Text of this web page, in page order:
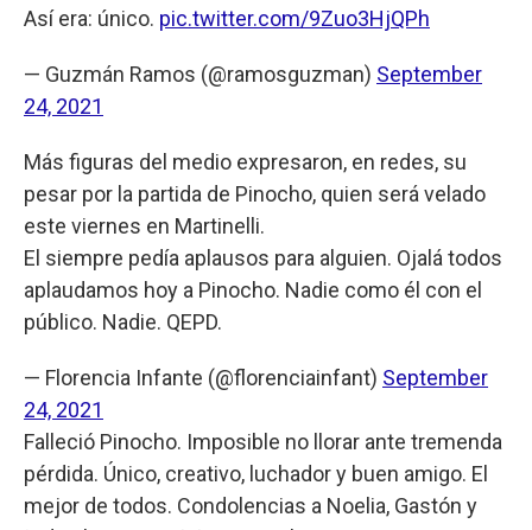
Así era: único. pic.twitter.com/9Zuo3HjQPh
— Guzmán Ramos (@ramosguzman) September
24, 2021
Más figuras del medio expresaron, en redes, su
pesar por la partida de Pinocho, quien será velado
este viernes en Martinelli.
El siempre pedía aplausos para alguien. Ojalá todos
aplaudamos hoy a Pinocho. Nadie como él con el
público. Nadie. QEPD.
— Florencia Infante (@florenciainfant) September
24, 2021
Falleció Pinocho. Imposible no llorar ante tremenda
pérdida. Único, creativo, luchador y buen amigo. El
mejor de todos. Condolencias a Noelia, Gastón y